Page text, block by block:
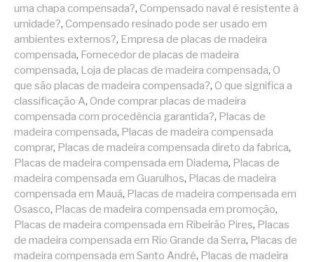
uma chapa compensada?, Compensado naval é resistente à
umidade?, Compensado resinado pode ser usado em
ambientes externos?, Empresa de placas de madeira
compensada, Fornecedor de placas de madeira
compensada, Loja de placas de madeira compensada, O
que são placas de madeira compensada?, O que significa a
classificação A, Onde comprar placas de madeira
compensada com procedência garantida?, Placas de
madeira compensada, Placas de madeira compensada
comprar, Placas de madeira compensada direto da fabrica,
Placas de madeira compensada em Diadema, Placas de
madeira compensada em Guarulhos, Placas de madeira
compensada em Mauá, Placas de madeira compensada em
Osasco, Placas de madeira compensada em promoção,
Placas de madeira compensada em Ribeirão Pires, Placas
de madeira compensada em Rio Grande da Serra, Placas de
madeira compensada em Santo André, Placas de madeira